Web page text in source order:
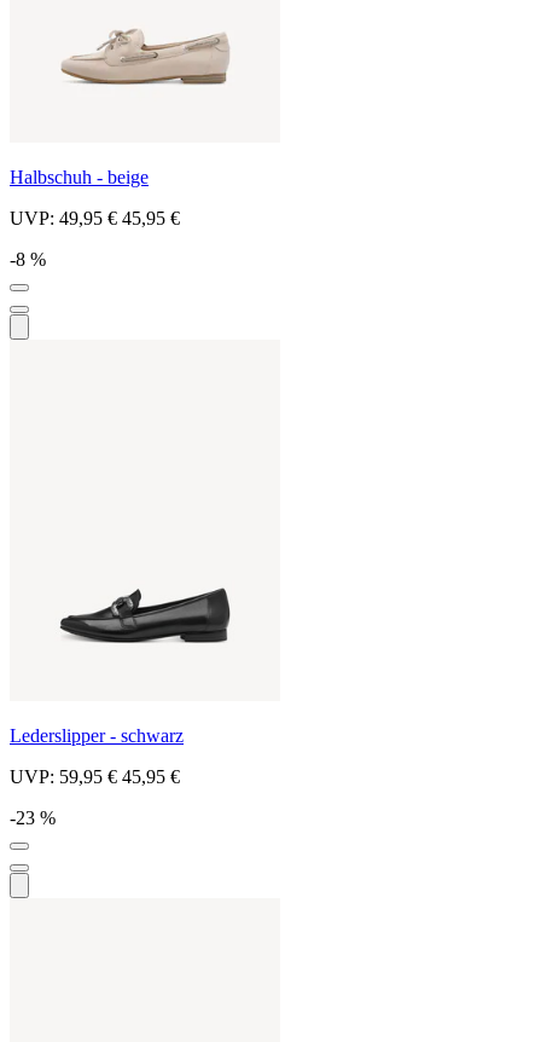
Halbschuh - beige
UVP: 49,95 € 45,95 €
-8 %
Lederslipper - schwarz
UVP: 59,95 € 45,95 €
-23 %